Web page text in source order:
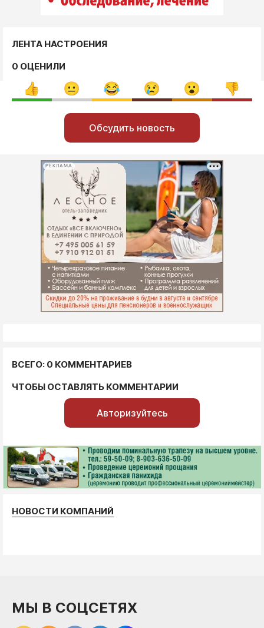
ЛЕНТА НАСТРОЕНИЯ
0 ОЦЕНИЛИ
Обсудить новость
РЕКЛАМА
ВСЕГО: 0 КОММЕНТАРИЕВ
ЧТОБЫ ОСТАВЛЯТЬ КОММЕНТАРИИ
Авторизуйтесь
НОВОСТИ КОМПАНИЙ
МЫ В СОЦСЕТЯХ